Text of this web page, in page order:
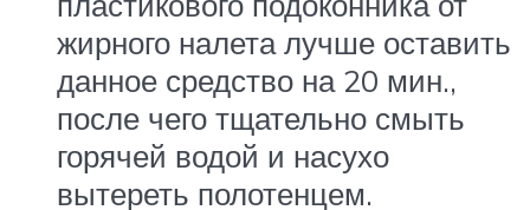
жирного налета лучше оставить
данное средство на 20 мин.,
после чего тщательно смыть
горячей водой и насухо
вытереть полотенцем.